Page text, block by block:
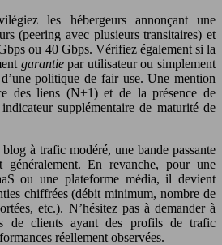
les hébergeurs annonçant une
(peering avec plusieurs transitaires) et
ou 40 Gbps. Vérifiez également si la
garantiepar utilisateur ou simplement
politique de fair use. Une mention
des liens (N+1) et de la présence de
supplémentaire de maturité de
à trafic modéré, une bande passante
généralement. En revanche, pour une
ou une plateforme média, il devient
chiffrées (débit minimum, nombre de
etc.). N’hésitez pas à demander à
de clients ayant des profils de trafic
réellement observées.